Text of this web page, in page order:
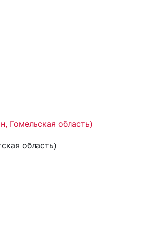
Гомельская область)
область)